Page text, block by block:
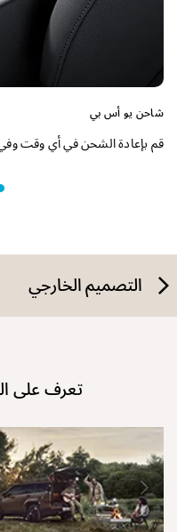
شاحن يو أس بي
قم بإعادة الشحن في أي وقت
التصميم الخارجي
تعرف على